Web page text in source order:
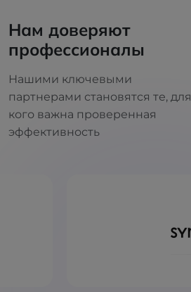
Нам доверяют
профессионалы
Нашими ключевыми
партнерами становятся те, для
кого важна проверенная
эффективность